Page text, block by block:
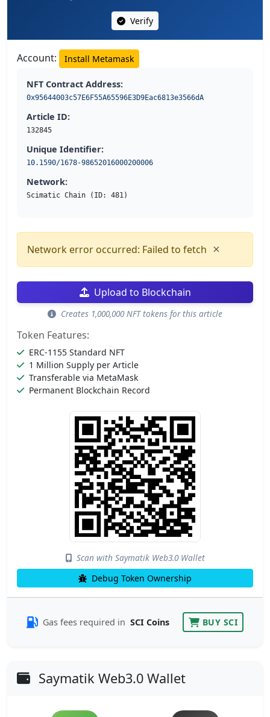
Verify
Account: Install Metamask
NFT Contract Address:
0x95644003c57E6F55A65596E3D9Eac6813e3566dA
Article ID:
132845
Unique Identifier:
10.1590/1678-98652016000200006
Network:
Scimatic Chain (ID: 481)
Network error occurred: Failed to fetch ×
Upload to Blockchain
Creates 1,000,000 NFT tokens for this article
Token Features:
ERC-1155 Standard NFT
1 Million Supply per Article
Transferable via MetaMask
Permanent Blockchain Record
Scan with Saymatik Web3.0 Wallet
Debug Token Ownership
Gas fees required in SCI Coins BUY SCI
Saymatik Web3.0 Wallet